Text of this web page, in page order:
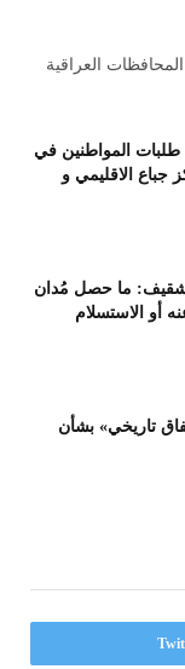
العراقية
طلبات المواطنين في
جباع الاقليمي و
ما حصل مُدان
أو الاستسلام
تاريخي» بشأن